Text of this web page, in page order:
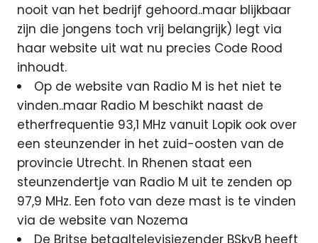
nooit van het bedrijf gehoord..maar blijkbaar
zijn die jongens toch vrij belangrijk) legt via
haar website uit wat nu precies Code Rood
inhoudt.
Op de website van Radio M is het niet te
vinden..maar Radio M beschikt naast de
etherfrequentie 93,1 MHz vanuit Lopik ook over
een steunzender in het zuid-oosten van de
provincie Utrecht. In Rhenen staat een
steunzendertje van Radio M uit te zenden op
97,9 MHz. Een foto van deze mast is te vinden
via de website van Nozema
De Britse betaaltelevisiezender BSkyB heeft